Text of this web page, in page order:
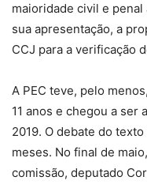
maioridade civil e penal
sua apresentação, a
CCJ para a verificação
A PEC teve, pelo
11 anos e chegou a ser
2019. O debate do
meses. No final de
comissão, deputado